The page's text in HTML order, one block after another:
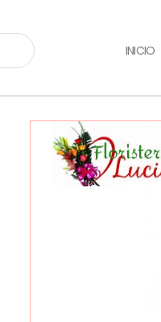
INICIO